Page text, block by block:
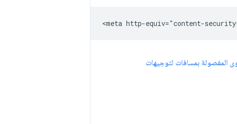
المفصولة بمسافات لتوجيهات